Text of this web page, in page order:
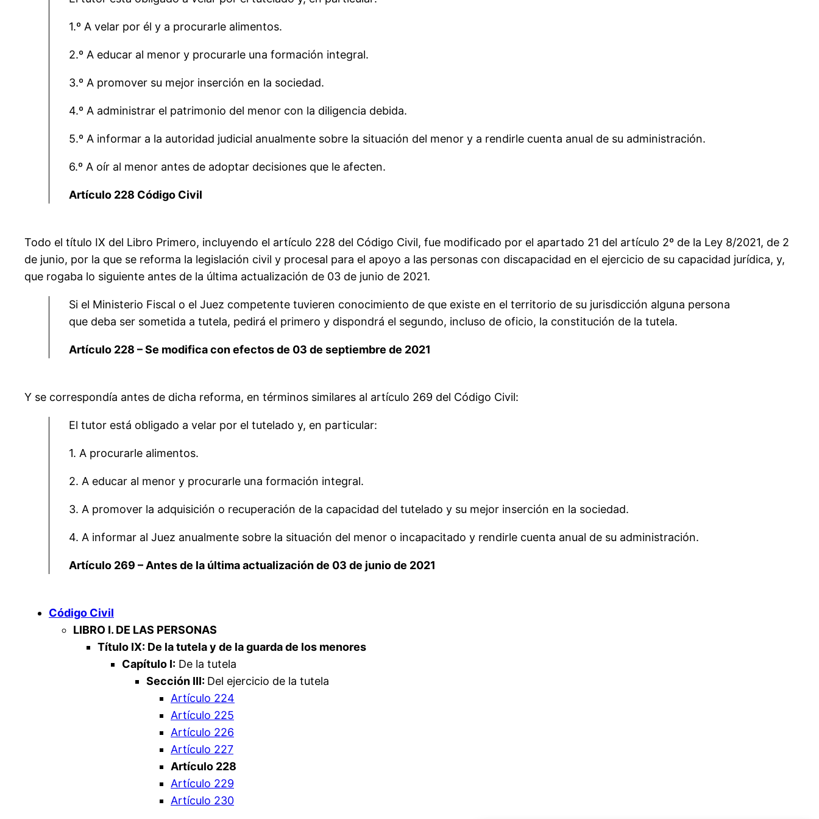
1.º A velar por él y a procurarle alimentos.
2.º A educar al menor y procurarle una formación integral.
3.º A promover su mejor inserción en la sociedad.
4.º A administrar el patrimonio del menor con la diligencia debida.
5.º A informar a la autoridad judicial anualmente sobre la situación del menor y a rendirle cuenta anual de su administración.
6.º A oír al menor antes de adoptar decisiones que le afecten.
Artículo 228 Código Civil
Todo el título IX del Libro Primero, incluyendo el artículo 228 del Código Civil, fue modificado por el apartado 21 del artículo 2º de la Ley 8/2021, de 2
de junio, por la que se reforma la legislación civil y procesal para el apoyo a las personas con discapacidad en el ejercicio de su capacidad jurídica, y,
que rogaba lo siguiente antes de la última actualización de 03 de junio de 2021.
Si el Ministerio Fiscal o el Juez competente tuvieren conocimiento de que existe en el territorio de su jurisdicción alguna persona
que deba ser sometida a tutela, pedirá el primero y dispondrá el segundo, incluso de oficio, la constitución de la tutela.
Artículo 228 – Se modifica con efectos de 03 de septiembre de 2021
Y se correspondía antes de dicha reforma, en términos similares al artículo 269 del Código Civil:
El tutor está obligado a velar por el tutelado y, en particular:
1. A procurarle alimentos.
2. A educar al menor y procurarle una formación integral.
3. A promover la adquisición o recuperación de la capacidad del tutelado y su mejor inserción en la sociedad.
4. A informar al Juez anualmente sobre la situación del menor o incapacitado y rendirle cuenta anual de su administración.
Artículo 269 – Antes de la última actualización de 03 de junio de 2021
Código Civil
LIBRO I. DE LAS PERSONAS
Título IX: De la tutela y de la guarda de los menores
Capítulo I: De la tutela
Sección III: Del ejercicio de la tutela
Artículo 224
Artículo 225
Artículo 226
Artículo 227
Artículo 228
Artículo 229
Artículo 230